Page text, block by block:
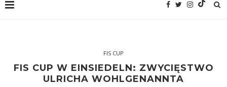
FIS CUP
FIS CUP W EINSIEDELN: ZWYCIĘSTWO
ULRICHA WOHLGENANNTA